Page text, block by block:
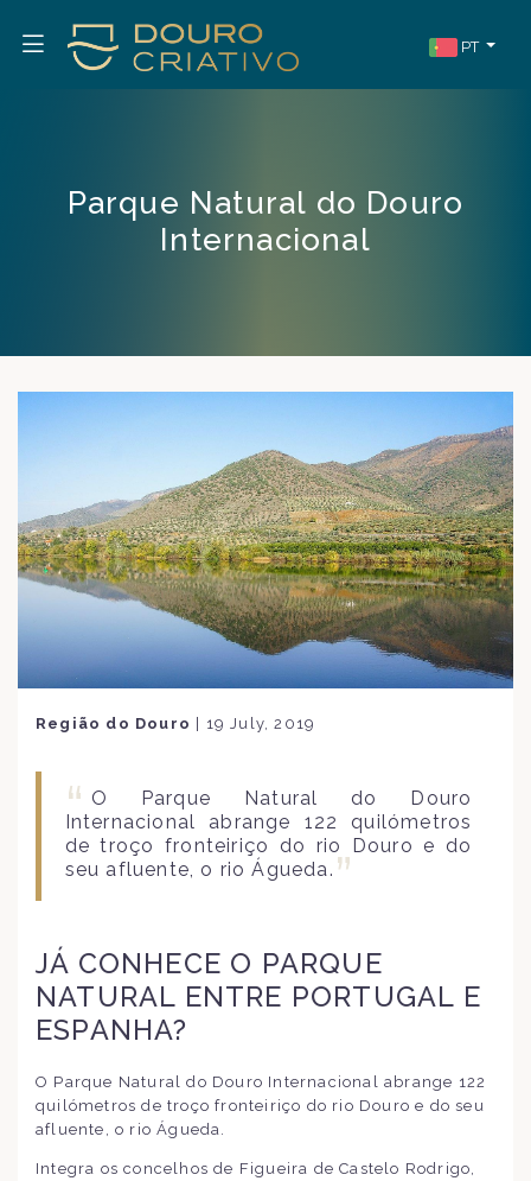
PT
Parque Natural do Douro
Internacional
Região do Douro | 19 July, 2019
O Parque Natural do Douro
Internacional abrange 122 quilómetros
de troço fronteiriço do rio Douro e do
seu afluente, o rio Águeda.
JÁ CONHECE O PARQUE
NATURAL ENTRE PORTUGAL E
ESPANHA?
O Parque Natural do Douro Internacional abrange 122
quilómetros de troço fronteiriço do rio Douro e do seu
afluente, o rio Águeda.
Integra os concelhos de Figueira de Castelo Rodrigo,